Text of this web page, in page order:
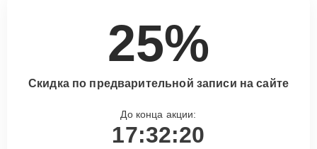
25%
Скидка по предварительной записи на сайте
До конца акции:
17:32:19